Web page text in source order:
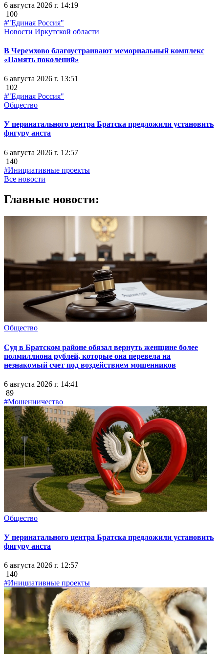
6 августа 2026 г. 14:19
100
#"Единая Россия"
Новости Иркутской области
В Черемхово благоустраивают мемориальный комплекс
«Память поколений»
6 августа 2026 г. 13:51
102
#"Единая Россия"
Общество
У перинатального центра Братска предложили установить
фигуру аиста
6 августа 2026 г. 12:57
140
#Инициативные проекты
Все новости
Главные новости:
Общество
Суд в Братском районе обязал вернуть женщине более
полмиллиона рублей, которые она перевела на
незнакомый счет под воздействием мошенников
6 августа 2026 г. 14:41
89
#Мошенничество
Общество
У перинатального центра Братска предложили установить
фигуру аиста
6 августа 2026 г. 12:57
140
#Инициативные проекты